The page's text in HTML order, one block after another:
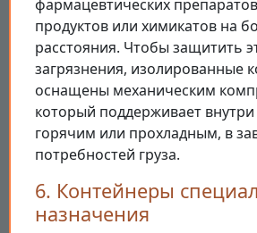
фармацевтических
продуктов или химикатов на
расстояния. Чтобы защитить
загрязнения, изолированные
оснащены механическим
который поддерживает внутри
горячим или прохладным, в
потребностей груза.
6. Контейнеры
назначения